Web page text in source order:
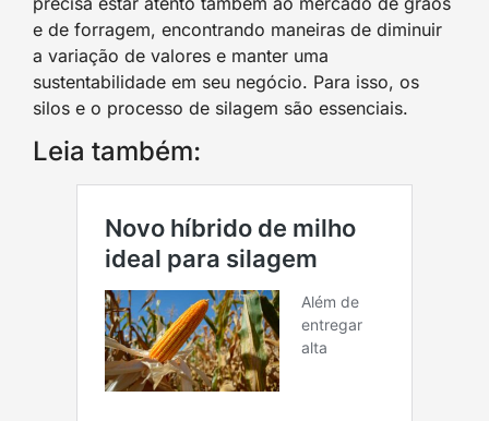
e de forragem, encontrando maneiras de diminuir
a variação de valores e manter uma
sustentabilidade em seu negócio. Para isso, os
silos e o processo de silagem são essenciais.
Leia também: